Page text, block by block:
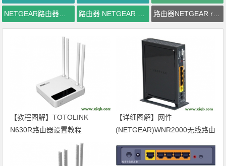
NETGEAR路由器隐身 路由器 NETGEAR 包邮 路由器NETGEAR r402
【教程图解】TOTOLINK
N630R路由器设置教程
【详细图解】网件
(NETGEAR)WNR2000无线路由